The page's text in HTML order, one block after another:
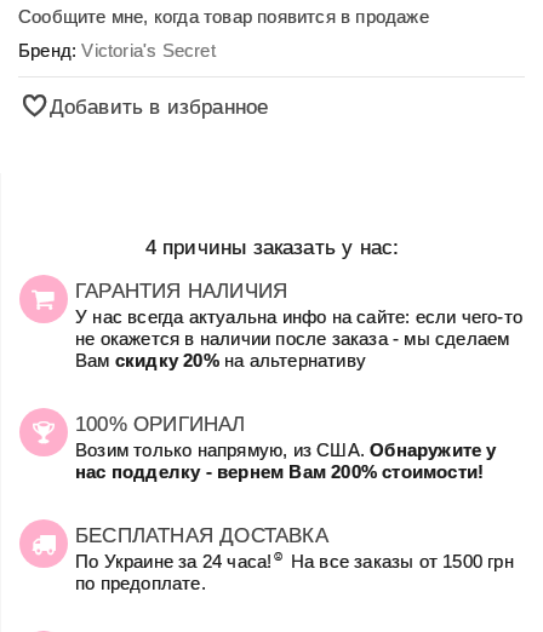
Сообщите мне, когда товар появится в продаже
Бренд:Victoria's Secret
Добавить в избранное
4 причины заказать у нас:
ГАРАНТИЯ НАЛИЧИЯ
У нас всегда актуальна инфо на сайте: если чего-то
не окажется в наличии после заказа - мы сделаем
Вам скидку 20%на альтернативу
100% ОРИГИНАЛ
Возим только напрямую, из США.Обнаружите у
нас подделку - вернем Вам 200% стоимости!
БЕСПЛАТНАЯ ДОСТАВКА
По Украине за 24 часа! ☺
На все заказы от 1500 грн
по предоплате.